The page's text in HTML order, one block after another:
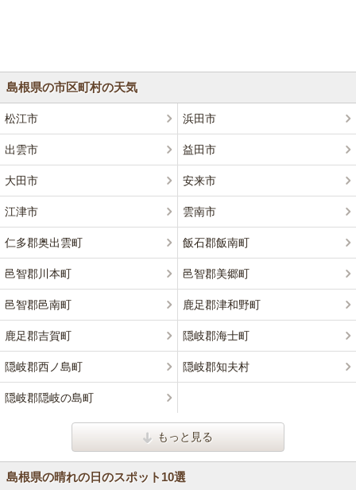
島根県の市区町村の天気
松江市 浜田市
出雲市 益田市
大田市 安来市
江津市 雲南市
仁多郡奥出雲町 飯石郡飯南町
邑智郡川本町 邑智郡美郷町
邑智郡邑南町 鹿足郡津和野町
鹿足郡吉賀町 隠岐郡海士町
隠岐郡西ノ島町 隠岐郡知夫村
隠岐郡隠岐の島町
もっと見る
島根県の晴れの日のスポット10選